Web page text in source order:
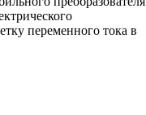
переменного тока в